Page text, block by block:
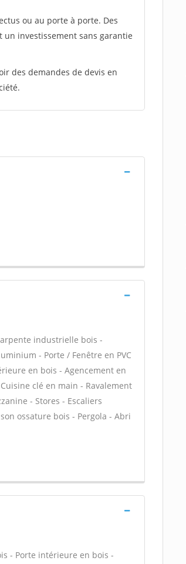
ou au porte à porte. Des
investissement sans garantie
des demandes de devis en
industrielle bois -
- Porte / Fenêtre en PVC
en bois - Agencement en
clé en main - Ravalement
- Stores - Escaliers
ossature bois - Pergola - Abri
- Porte intérieure en bois -